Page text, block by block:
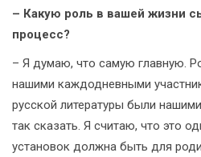
– Какую роль в вашей жизни
процесс?
– Я думаю, что самую главную.
нашими каждодневными
русской литературы были
так сказать. Я считаю, что это
установок должна быть для